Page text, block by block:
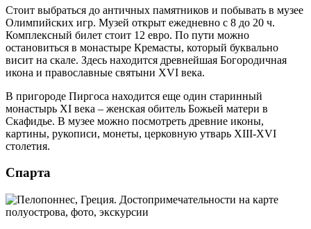
Стоит выбраться до античных памятников и побывать в музее
Олимпийских игр. Музей открыт ежедневно с 8 до 20 ч.
Комплексный билет стоит 12 евро. По пути можно
остановиться в монастыре Кремасты, который буквально
висит на скале. Здесь находится древнейшая Богородичная
икона и православные святыни XVI века.
В пригороде Пиргоса находится еще один старинный
монастырь XI века – женская обитель Божьей матери в
Скафидье. В музее можно посмотреть древние иконы,
картины, рукописи, монеты, церковную утварь XIII-XVI
столетия.
Спарта